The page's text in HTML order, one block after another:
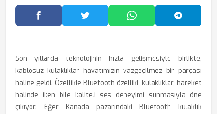
Facebook'ta PaylaşTwitter'da PaylaşWhatsApp'ta Paylaş
Son yıllarda teknolojinin hızla gelişmesiyle birlikte,
kablosuz kulaklıklar hayatımızın vazgeçilmez bir parçası
haline geldi. Özellikle Bluetooth özellikli kulaklıklar, hareket
halinde iken bile kaliteli ses deneyimi sunmasıyla öne
çıkıyor. Eğer Kanada pazarındaki Bluetooth kulaklık